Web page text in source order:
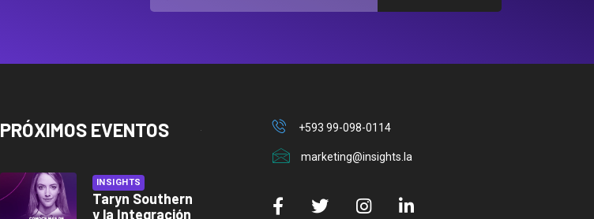
PRÓXIMOS EVENTOS
INSIGHTS
Taryn Southern
y la Integración
+593 99-098-0114
marketing@insights.la